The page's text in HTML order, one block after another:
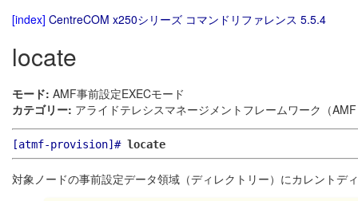
[index] CentreCOM x250シリーズ コマンドリファレンス 5.5.4
locate
モード: AMF事前設定EXECモード
カテゴリー: アライドテレシスマネージメントフレームワーク（
[atmf-provision]# locate
対象ノードの事前設定データ領域（ディレクトリー）にカレントデ